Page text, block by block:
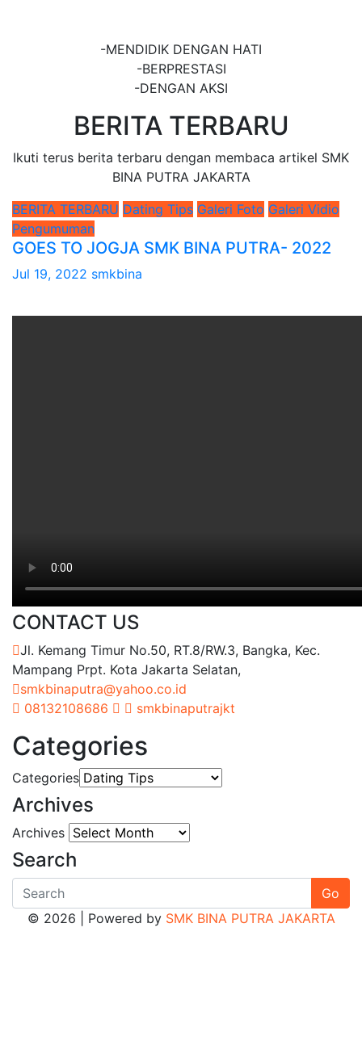
-MENDIDIK DENGAN HATI
-BERPRESTASI
-DENGAN AKSI
BERITA TERBARU
Ikuti terus berita terbaru dengan membaca artikel SMK
BINA PUTRA JAKARTA
BERITA TERBARU Dating Tips Galeri Foto Galeri Vidio
Pengumuman
GOES TO JOGJA SMK BINA PUTRA- 2022
Jul 19, 2022 smkbina
CONTACT US
Jl. Kemang Timur No.50, RT.8/RW.3, Bangka, Kec.
Mampang Prpt. Kota Jakarta Selatan,
smkbinaputra@yahoo.co.id
08132108686
smkbinaputrajkt
Categories
Categories
Archives
Archives
Search
Go
© 2026 | Powered by SMK BINA PUTRA JAKARTA